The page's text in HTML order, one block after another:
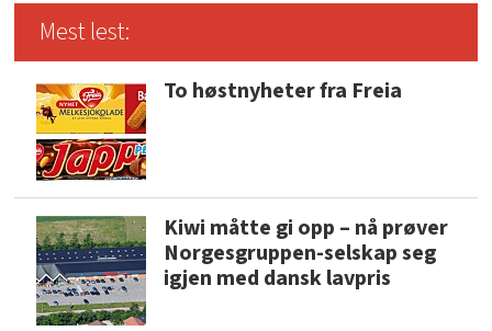
Mest lest:
To høstnyheter fra Freia
Kiwi måtte gi opp – nå prøver
Norgesgruppen-selskap seg
igjen med dansk lavpris